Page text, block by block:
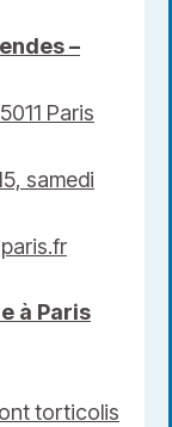
–
Paris
samedi
à Paris
torticolis